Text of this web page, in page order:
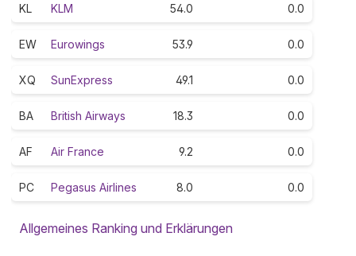
KL KLM 54.0 0.0
EW Eurowings 53.9 0.0
XQ SunExpress 49.1 0.0
BA British Airways 18.3 0.0
AF Air France 9.2 0.0
PC Pegasus Airlines 8.0 0.0
Allgemeines Ranking und Erklärungen